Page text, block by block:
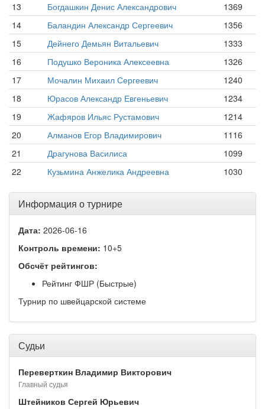
13
Богдашкин Денис Александрович
1369
14
Баландин Александр Сергеевич
1356
15
Дейнего Демьян Витальевич
1333
16
Подушко Вероника Алексеевна
1326
17
Мочалин Михаил Сергеевич
1240
18
Юрасов Александр Евгеньевич
1234
19
Жафяров Ильяс Рустамович
1214
20
Алманов Егор Владимирович
1116
21
Драгунова Василиса
1099
22
Кузьмина Анжелика Андреевна 1030
Информация о турнире
Дата: 2026-06-16
Контроль времени: 10+5
Обсчёт рейтингов:
Рейтинг ФШР (Быстрые)
Турнир по швейцарской системе
Судьи
Переверткин Владимир Викторович
Главный судья
Штейников Сергей Юрьевич